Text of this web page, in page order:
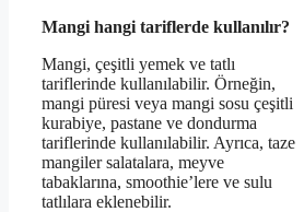
Mangi hangi tariflerde kullanılır?
Mangi, çeşitli yemek ve tatlı
tariflerinde kullanılabilir. Örneğin,
mangi püresi veya mangi sosu çeşitli
kurabiye, pastane ve dondurma
tariflerinde kullanılabilir. Ayrıca, taze
mangiler salatalara, meyve
tabaklarına, smoothie’lere ve sulu
tatlılara eklenebilir.